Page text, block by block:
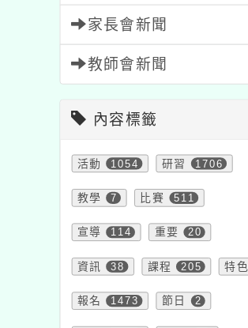
家長會新聞
教師會新聞
內容標籤
活動 1054 研習 1706
教學 7 比賽 511
宣導 114 重要 20
資訊 38 課程 205 特色
報名 1473 節日 2